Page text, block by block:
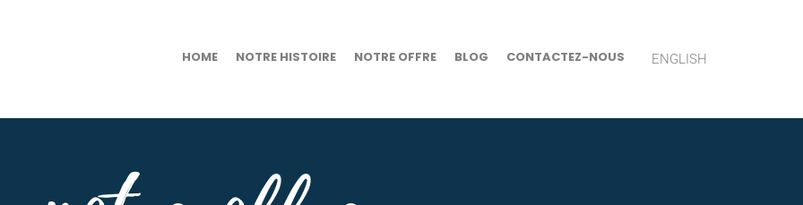
HOME NOTRE HISTOIRE NOTRE OFFRE BLOG CONTACTEZ-NOUS ENGLISH